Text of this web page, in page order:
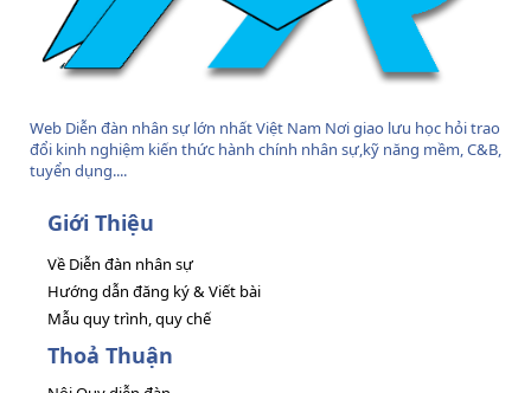
Web Diễn đàn nhân sự lớn nhất Việt Nam Nơi giao lưu học hỏi trao
đổi kinh nghiệm kiến thức hành chính nhân sự,kỹ năng mềm, C&B,
tuyển dụng....
Giới Thiệu
Về Diễn đàn nhân sự
Hướng dẫn đăng ký & Viết bài
Mẫu quy trình, quy chế
Thoả Thuận